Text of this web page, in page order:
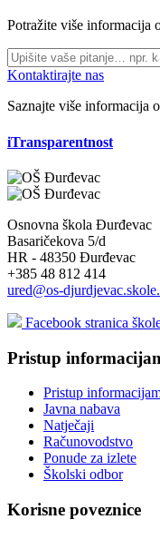
Potražite više informacija
Kontaktirajte nas
Saznajte više informacija
iTransparentnost
Osnovna škola Đurđevac
Basaričekova 5/d
HR - 48350 Đurđevac
+385 48 812 414
ured@os-
Facebook stranica
Pristup
Pristup
Javna nabava
Natječaji
Računovodstvo
Ponude za izlete
Školski odbor
Korisne poveznice